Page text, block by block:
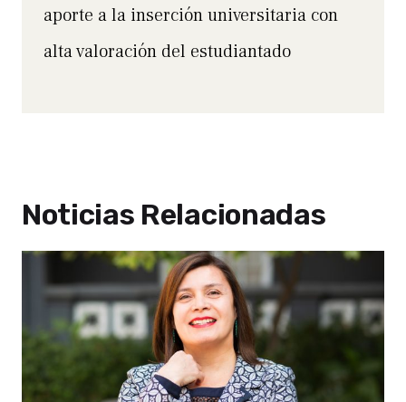
aporte a la inserción universitaria con
alta valoración del estudiantado
Noticias Relacionadas